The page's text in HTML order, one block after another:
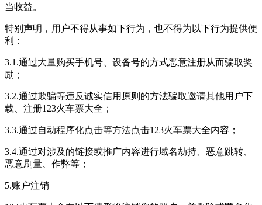
当收益。
特别声明，用户不得从事如下行为，也不得为以下行为提供便
利：
3.1.通过大量购买手机号、设备号的方式恶意注册从而骗取奖
励；
3.2.通过欺骗等违反诚实信用原则的方法骗取邀请其他用户下
载、注册123火车票大全；
3.3.通过自动程序化点击等方法点击123火车票大全内容；
3.4.通过对涉及的链接或推广内容进行域名劫持、恶意跳转、
恶意刷量、作弊等；
5.账户注销